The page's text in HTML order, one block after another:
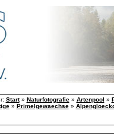
Start» Naturfotografie» Artenpool »
» Primelgewaechse»